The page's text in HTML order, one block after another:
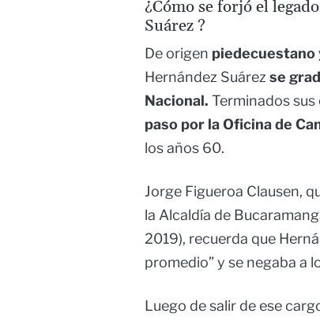
¿Cómo se forjó el
Suárez ?
De origen piedecuestano
Hernández Suárez se
Nacional. Terminados
paso por la Oficina de
los años 60.
Jorge Figueroa Clausen,
la Alcaldía de
2019), recuerda que
promedio” y se negaba a
Luego de salir de ese